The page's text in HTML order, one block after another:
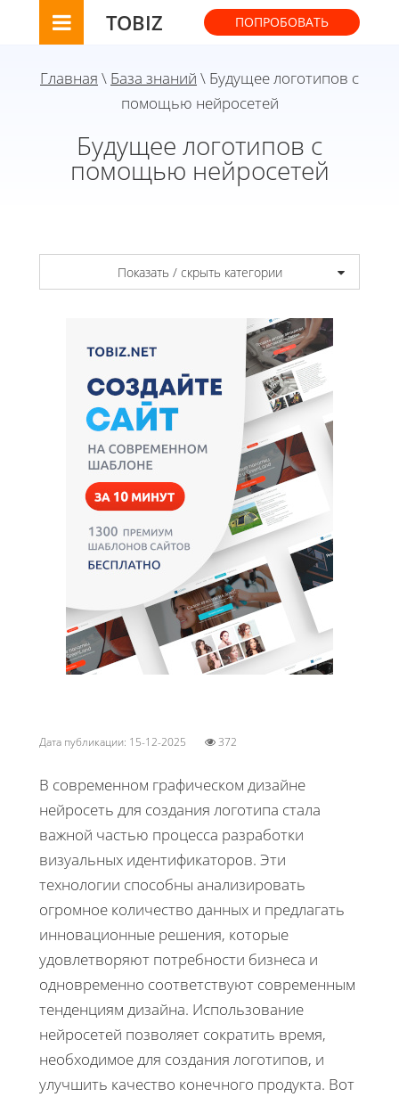
TOBIZ ПОПРОБОВАТЬ
Главная \ База знаний \ Будущее логотипов с
помощью нейросетей
Будущее логотипов с
помощью нейросетей
Показать / скрыть категории
Дата публикации: 15-12-2025 372
В современном графическом дизайне
нейросеть для создания логотипа стала
важной частью процесса разработки
визуальных идентификаторов. Эти
технологии способны анализировать
огромное количество данных и предлагать
инновационные решения, которые
удовлетворяют потребности бизнеса и
одновременно соответствуют современным
тенденциям дизайна. Использование
нейросетей позволяет сократить время,
необходимое для создания логотипов, и
улучшить качество конечного продукта. Вот